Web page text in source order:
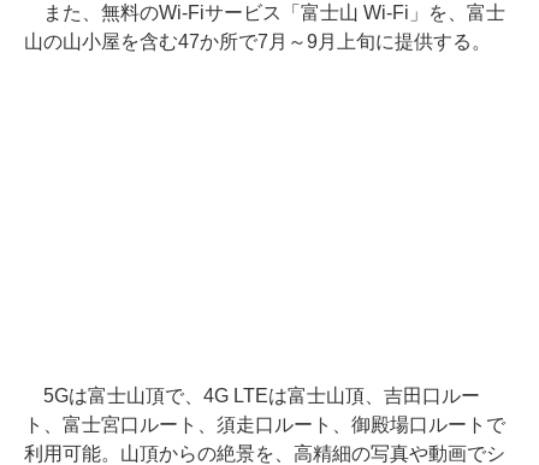
また、無料のWi-Fiサービス「富士山 Wi-Fi」を、富士
山の山小屋を含む47か所で7月～9月上旬に提供する。
5Gは富士山頂で、4G LTEは富士山頂、吉田口ルー
ト、富士宮口ルート、須走口ルート、御殿場口ルートで
利用可能。山頂からの絶景を、高精細の写真や動画でシ